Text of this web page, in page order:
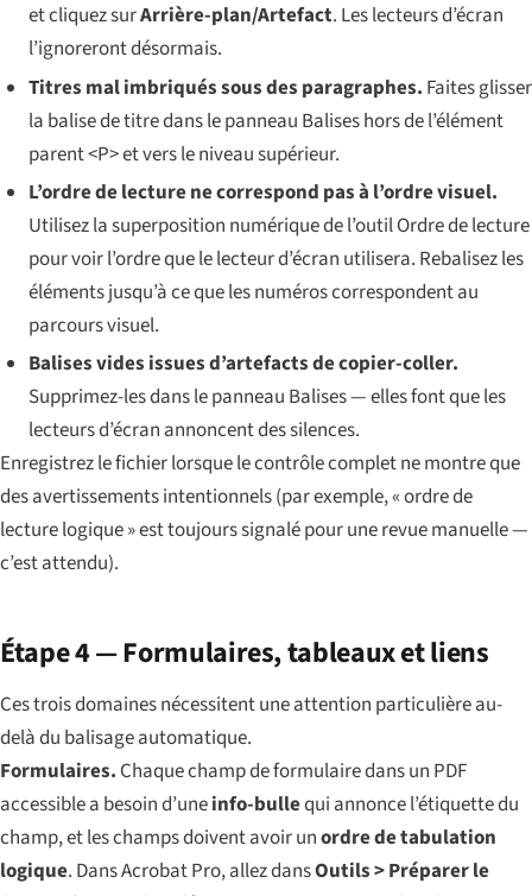
et cliquez surArrière-plan/Artefact. Les lecteurs d’écran
l’ignoreront désormais.
Titres mal imbriqués sous des paragraphes. Faites glisser
la balise de titre dans le panneau Balises hors de l’élément
parent <P> et vers le niveau supérieur.
L’ordre de lecture ne correspond pas à l’ordre visuel.
Utilisez la superposition numérique de l’outil Ordre de lecture
pour voir l’ordre que le lecteur d’écran utilisera. Rebalisez les
éléments jusqu’à ce que les numéros correspondent au
parcours visuel.
Balises vides issues d’artefacts de copier-coller.
Supprimez-les dans le panneau Balises — elles font que les
lecteurs d’écran annoncent des silences.
Enregistrez le fichier lorsque le contrôle complet ne montre que
des avertissements intentionnels (par exemple, « ordre de
lecture logique » est toujours signalé pour une revue manuelle —
c’est attendu).
Étape 4 — Formulaires, tableaux et liens
Ces trois domaines nécessitent une attention particulière au-
delà du balisage automatique.
Formulaires. Chaque champ de formulaire dans un PDF
accessible a besoin d’uneinfo-bullequi annonce l’étiquette du
champ, et les champs doivent avoir unordre de tabulation
logique. Dans Acrobat Pro, allez dansOutils > Préparer le